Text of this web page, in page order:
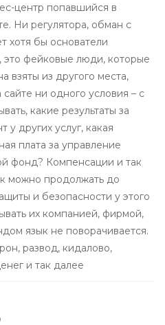
центр попавшийся в
Ни регулятора, обман с
хотя бы основатели
это фейковые люди, которые
взяты из другого места,
ни одного условия – с
какие результаты за
у других услуг, какая
плата за управление
фонд? Компенсации и так
можно продолжать до
и безопасности у этого
их компанией, фирмой,
язык не поворачивается.
развод, кидалово,
и так далее